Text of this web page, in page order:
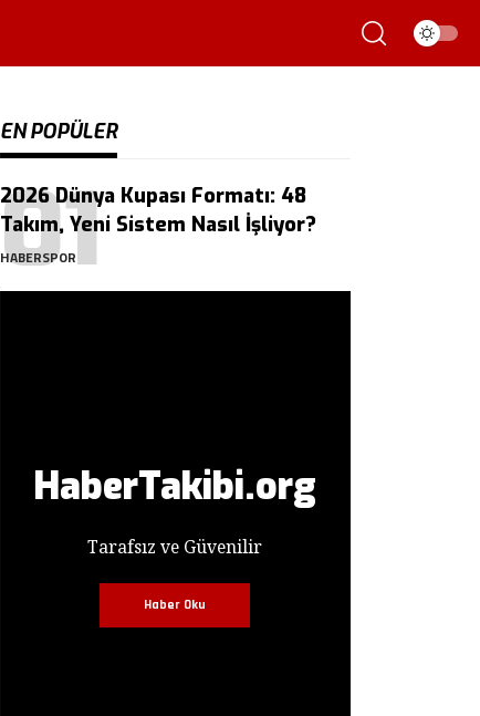
EN POPÜLER
2026 Dünya Kupası Formatı: 48
Takım, Yeni Sistem Nasıl İşliyor?
HABERSPOR
HaberTakibi.org
Tarafsız ve Güvenilir
Haber Oku